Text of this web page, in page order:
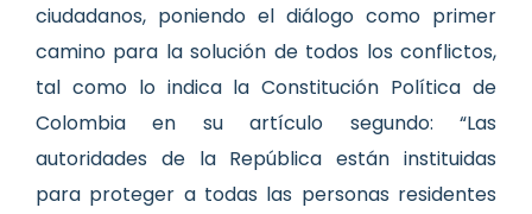
ciudadanos, poniendo el diálogo como primer
camino para la solución de todos los conflictos,
tal como lo indica la Constitución Política de
Colombia en su artículo segundo: “Las
autoridades de la República están instituidas
para proteger a todas las personas residentes